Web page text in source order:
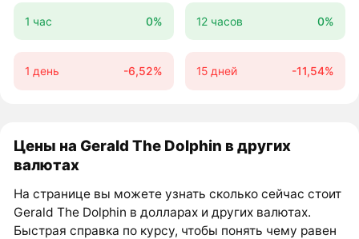
1 час 0% 12 часов 0%
1 день -6,52% 15 дней -11,54%
Цены на Gerald The Dolphin в других
валютах
На странице вы можете узнать сколько сейчас стоит
Gerald The Dolphin в долларах и других валютах.
Быстрая справка по курсу, чтобы понять чему равен